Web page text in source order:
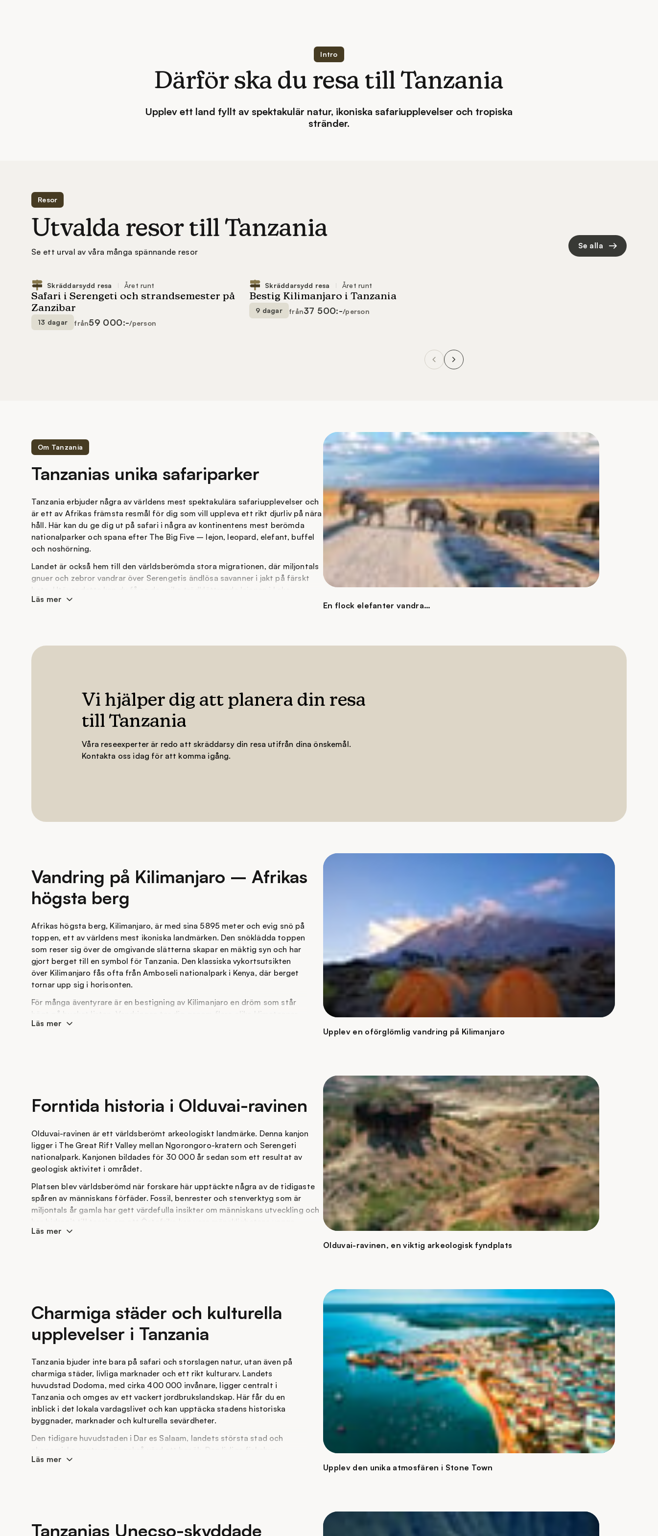
Intro
Därför ska du resa till Tanzania
Upplev ett land fyllt av spektakulär natur, ikoniska safariupplevelser och tropiska
stränder.
Resor
Utvalda resor till Tanzania
Se ett urval av våra många spännande resor
Se alla
13 dagar från59 000:-/person
9 dagar från37 500:-/person
Om Tanzania
Tanzanias unika safariparker
Tanzania erbjuder några av världens mest spektakulära safariupplevelser och
är ett av Afrikas främsta resmål för dig som vill uppleva ett rikt djurliv på nära
håll. Här kan du ge dig ut på safari i några av kontinentens mest berömda
nationalparker och spana efter The Big Five – lejon, leopard, elefant, buffel
och noshörning.
Landet är också hem till den världsberömda stora migrationen, där miljontals
gnuer och zebror vandrar över Serengetis ändlösa savanner i jakt på färskt
bete. Utöver detta kan du få se de unika trädklättrande lejonen i Lake
Manyara National Park och den sällsynta svarta noshörningen i
Serengeti nationalpark finns på Unesco:s världsarvslista
Nyerere nationalpark finns på Unesco:s världsarvslista
Tarangire nationalpark
Läs mer
En flock elefanter vandrar
Vi hjälper dig att planera din resa
till Tanzania
Våra reseexperter är redo att skräddarsy din resa utifrån dina önskemål.
Kontakta oss idag för att komma igång.
Vandring på Kilimanjaro – Afrikas
högsta berg
Afrikas högsta berg, Kilimanjaro, är med sina 5895 meter och evig snö på
toppen, ett av världens mest ikoniska landmärken. Den snöklädda toppen
som reser sig över de omgivande slätterna skapar en mäktig syn och har
gjort berget till en symbol för Tanzania. Den klassiska vykortsutsikten
över Kilimanjaro fås ofta från Amboseli nationalpark i Kenya, där berget
tornar upp sig i horisonten.
För många äventyrare är en bestigning av Kilimanjaro en dröm som står
högt på bucket listan. Vandringen tar dig genom flera olika klimatzoner,
från frodig regnskog till kargt alpint landskap, innan du når toppen Uhuru
vanliga är en vandring på Kilimanjaro ett perfekt komplement till en
safariresa i Tanzania.
Läs mer
Upplev en oförglömlig vandring på Kilimanjaro
Forntida historia i Olduvai-ravinen
Olduvai-ravinen är ett världsberömt arkeologiskt landmärke. Denna kanjon
ligger i The Great Rift Valley mellan Ngorongoro-kratern och Serengeti
nationalpark. Kanjonen bildades för 30 000 år sedan som ett resultat av
geologisk aktivitet i området.
Platsen blev världsberömd när forskare här upptäckte några av de tidigaste
spåren av människans förfäder. Fossil, benrester och stenverktyg som är
miljontals år gamla har gett värdefulla insikter om människans utveckling och
har bidragit till teorin om att Östafrika kan vara mänsklighetens vagga.
Läs mer
Olduvai-ravinen, en viktig arkeologisk fyndplats
Charmiga städer och kulturella
upplevelser i Tanzania
Tanzania bjuder inte bara på safari och storslagen natur, utan även på
charmiga städer, livliga marknader och ett rikt kulturarv. Landets
huvudstad Dodoma, med cirka 400 000 invånare, ligger centralt i
Tanzania och omges av ett vackert jordbrukslandskap. Här får du en
inblick i det lokala vardagslivet och kan upptäcka stadens historiska
byggnader, marknader och kulturella sevärdheter.
Den tidigare huvudstaden i Dar es Salaam, landets största stad och
ekonomiska centrum, är också värd ett besök. Den livliga fiskebyn
erbjuder gott om kultur, promenader vid hamnen och ett livligt handelsliv.
är också födelseplatsen för Queen-sångaren Freddie Mercury, vars liv och
Läs mer
Upplev den unika atmosfären i Stone Town
Tanzanias Unecso-skyddade